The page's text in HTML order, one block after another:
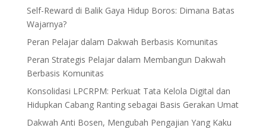
Self-Reward di Balik Gaya Hidup Boros: Dimana Batas
Wajarnya?
Peran Pelajar dalam Dakwah Berbasis Komunitas
Peran Strategis Pelajar dalam Membangun Dakwah
Berbasis Komunitas
Konsolidasi LPCRPM: Perkuat Tata Kelola Digital dan
Hidupkan Cabang Ranting sebagai Basis Gerakan Umat
Dakwah Anti Bosen, Mengubah Pengajian Yang Kaku